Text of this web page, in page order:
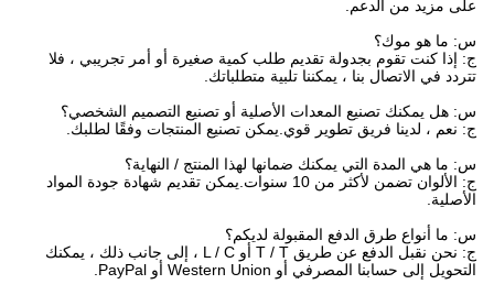
على مزيد من الدعم.
س: ما هو موك؟
ج: إذا كنت تقوم بجدولة تقديم طلب كمية صغيرة أو أمر تجريبي ، فلا
تتردد في الاتصال بنا ، يمكننا تلبية متطلباتك.
س: هل يمكنك تصنيع المعدات الأصلية أو تصنيع التصميم الشخصي؟
ج: نعم ، لدينا فريق تطوير قوي.يمكن تصنيع المنتجات وفقًا لطلبك.
س: ما هي المدة التي يمكنك ضمانها لهذا المنتج / النهاية؟
ج: الألوان تضمن لأكثر من 10 سنوات.يمكن تقديم شهادة جودة المواد
الأصلية.
س: ما أنواع طرق الدفع المقبولة لديكم؟
ج: نحن نقبل الدفع عن طريق T / T أو L / C ، إلى جانب ذلك ، يمكنك
التحويل إلى حسابنا المصرفي أو Western Union أو PayPal.